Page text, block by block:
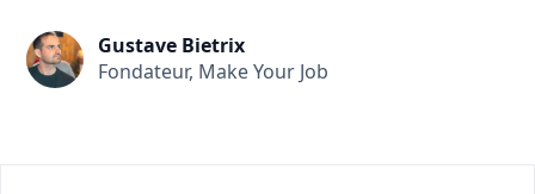
Gustave Bietrix
Fondateur, Make Your Job